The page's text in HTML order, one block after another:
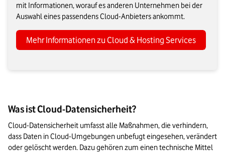
mit Informationen, worauf es anderen Unternehmen bei der
Auswahl eines passendens Cloud-Anbieters ankommt.
Mehr Informationen zu Cloud & Hosting Services
Was ist Cloud-Datensicherheit?
Cloud-Datensicherheit umfasst alle Maßnahmen, die verhindern,
dass Daten in Cloud-Umgebungen unbefugt eingesehen, verändert
oder gelöscht werden. Dazu gehören zum einen technische Mittel